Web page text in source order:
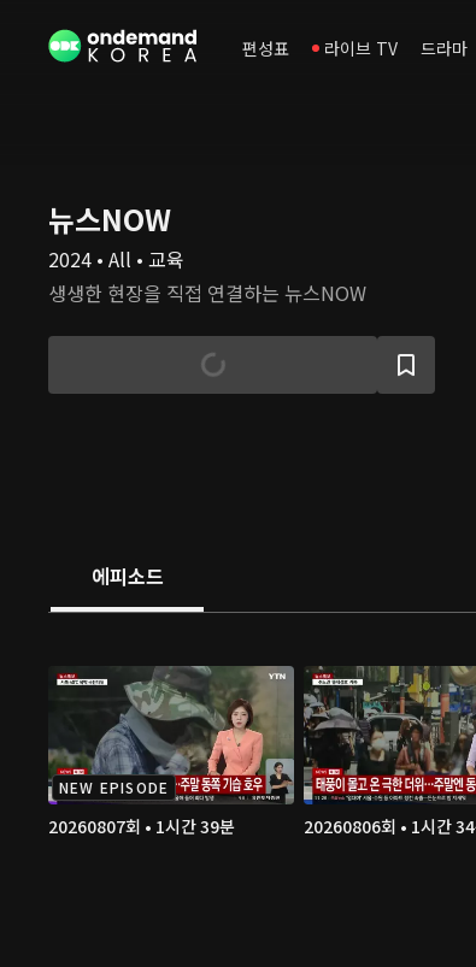
편성표 라이브 TV 드라마
뉴스NOW
2024 • All • 교육
생생한 현장을 직접 연결하는 뉴스NOW
에피소드
NEW EPISODE
20260807회 • 1시간 39분 20260806회 • 1시간